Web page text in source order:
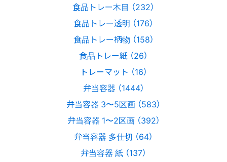
食品トレー木目 （232）
食品トレー透明 （176）
食品トレー柄物 （158）
食品トレー紙 （26）
トレーマット （16）
弁当容器 （1444）
弁当容器 3〜5区画 （583）
弁当容器 1〜2区画 （392）
弁当容器 多仕切 （64）
弁当容器 紙 （137）